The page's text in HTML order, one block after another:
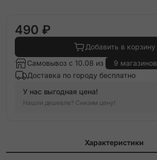
490 ₽
Добавить в корзину
Самовывоз с 10.08 из
9 магазинов
Доставка по городу бесплатно
У нас выгодная цена!
Нашли дешевле? Снизим цену!
Характеристики